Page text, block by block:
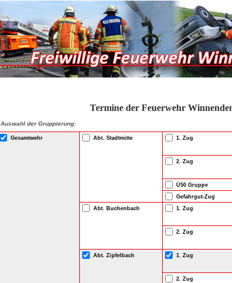
Termine der Feuerwehr
Auswahl der Gruppierung:
Gesamtwehr Abt. Stadtmitte 1. Zug
2. Zug
Ü50 Gruppe
Gefahrgut-Zug
Abt. Buchenbach
1. Zug
2. Zug
Abt. Zipfelbach
1. Zug
2. Zug